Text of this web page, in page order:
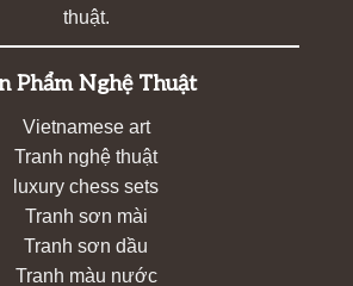
thuật.
Phẩm Nghệ Thuật
Vietnamese art
Tranh nghệ thuật
luxury chess sets
Tranh sơn mài
Tranh sơn dầu
Tranh màu nước